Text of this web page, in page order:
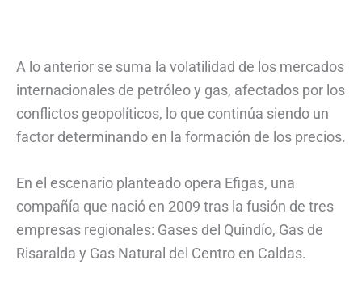
A lo anterior se suma la volatilidad de los mercados
internacionales de petróleo y gas, afectados por los
conflictos geopolíticos, lo que continúa siendo un
factor determinando en la formación de los precios.
En el escenario planteado opera Efigas, una
compañía que nació en 2009 tras la fusión de tres
empresas regionales: Gases del Quindío, Gas de
Risaralda y Gas Natural del Centro en Caldas.